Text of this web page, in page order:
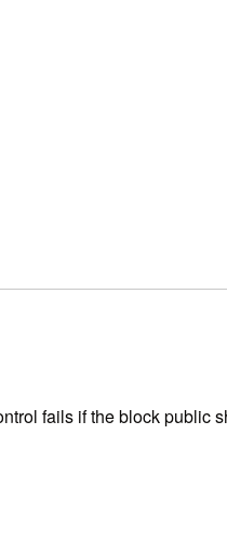
fails if the block public